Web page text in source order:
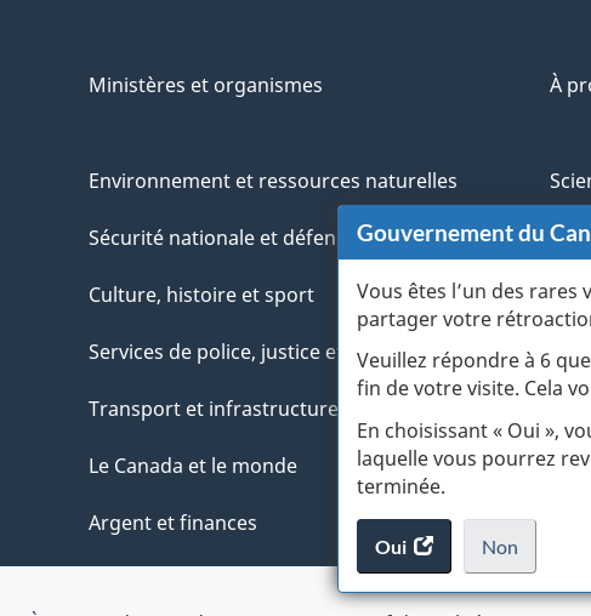
Gouvernement du
Vous êtes l’un des
partager votre
Veuillez répondre à 6
fin de votre visite. Cela
En choisissant « Oui »,
laquelle vous pourrez
terminée.
Oui
accéder
au
sondage.
Non
je
ne
.
Ministères et organismes À
Environnement et ressources naturelles
Sécurité nationale et défense
Culture, histoire et sport
Services de police, justice et urgences
Transport et infrastructure
Le Canada et le monde
Argent et finances